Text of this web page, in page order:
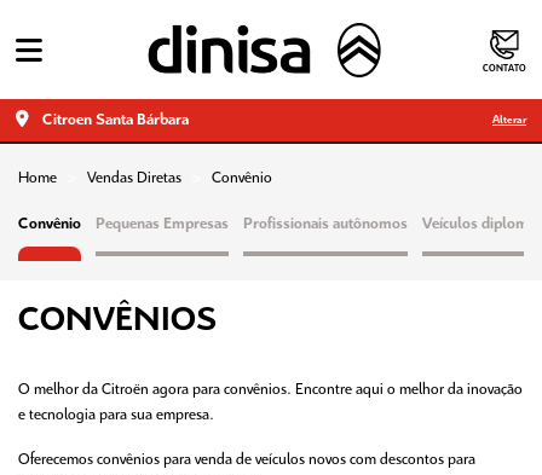
CONTATO
Citroen Santa Bárbara Alterar
Home Vendas Diretas Convênio
Pequenas Empresas Profissionais autônomos
Convênio Veículos
CONVÊNIOS
O melhor da Citroën agora para convênios. Encontre aqui o melhor da inovação
e tecnologia para sua empresa.
Oferecemos convênios para venda de veículos novos com descontos para